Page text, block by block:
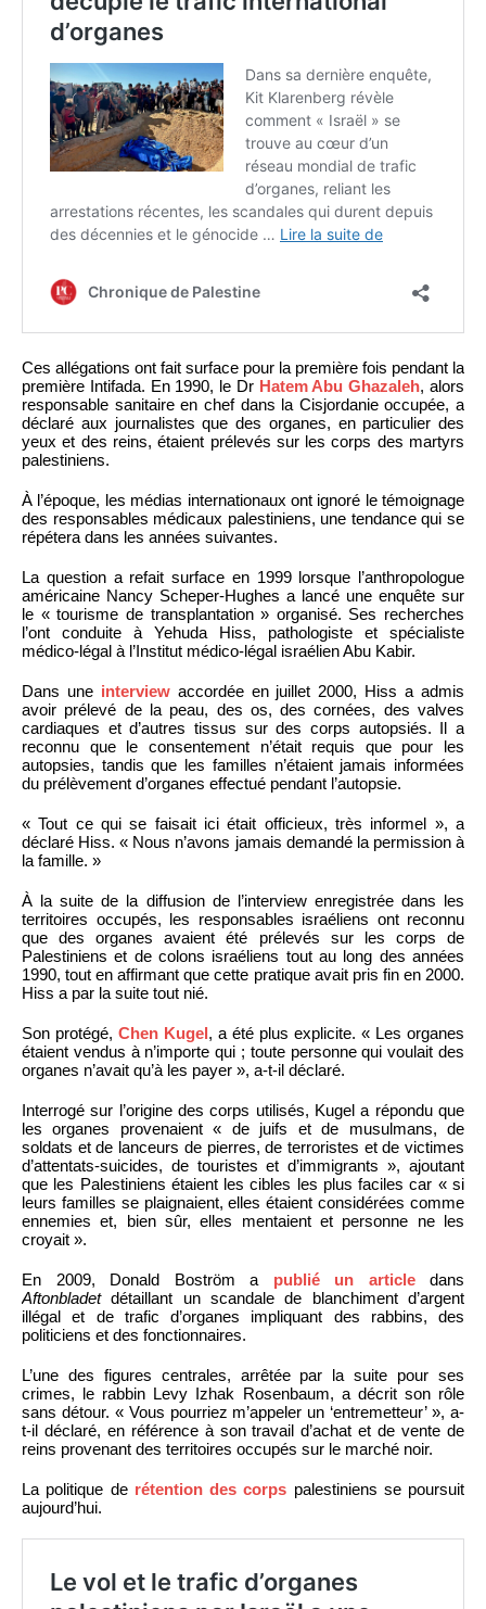
Ces allégations ont fait surface pour la première fois pendant la
première Intifada. En 1990, le Dr Hatem Abu Ghazaleh, alors
responsable sanitaire en chef dans la Cisjordanie occupée, a
déclaré aux journalistes que des organes, en particulier des
yeux et des reins, étaient prélevés sur les corps des martyrs
palestiniens.
À l’époque, les médias internationaux ont ignoré le témoignage
des responsables médicaux palestiniens, une tendance qui se
répétera dans les années suivantes.
La question a refait surface en 1999 lorsque l’anthropologue
américaine Nancy Scheper-Hughes a lancé une enquête sur
le « tourisme de transplantation » organisé. Ses recherches
l’ont conduite à Yehuda Hiss, pathologiste et spécialiste
médico-légal à l’Institut médico-légal israélien Abu Kabir.
Dans une interviewaccordée en juillet 2000, Hiss a admis
avoir prélevé de la peau, des os, des cornées, des valves
cardiaques et d’autres tissus sur des corps autopsiés. Il a
reconnu que le consentement n’était requis que pour les
autopsies, tandis que les familles n’étaient jamais informées
du prélèvement d’organes effectué pendant l’autopsie.
« Tout ce qui se faisait ici était officieux, très informel », a
déclaré Hiss. « Nous n’avons jamais demandé la permission à
la famille. »
À la suite de la diffusion de l’interview enregistrée dans les
territoires occupés, les responsables israéliens ont reconnu
que des organes avaient été prélevés sur les corps de
Palestiniens et de colons israéliens tout au long des années
1990, tout en affirmant que cette pratique avait pris fin en 2000.
Hiss a par la suite tout nié.
Son protégé, Chen Kugel, a été plus explicite. « Les organes
étaient vendus à n’importe qui ; toute personne qui voulait des
organes n’avait qu’à les payer », a-t-il déclaré.
Interrogé sur l’origine des corps utilisés, Kugel a répondu que
les organes provenaient « de juifs et de musulmans, de
soldats et de lanceurs de pierres, de terroristes et de victimes
d’attentats-suicides, de touristes et d’immigrants », ajoutant
que les Palestiniens étaient les cibles les plus faciles car « si
leurs familles se plaignaient, elles étaient considérées comme
ennemies et, bien sûr, elles mentaient et personne ne les
croyait ».
En 2009, Donald Boström a publié un articledans
Aftonbladetdétaillant un scandale de blanchiment d’argent
illégal et de trafic d’organes impliquant des rabbins, des
politiciens et des fonctionnaires.
L’une des figures centrales, arrêtée par la suite pour ses
crimes, le rabbin Levy Izhak Rosenbaum, a décrit son rôle
sans détour. « Vous pourriez m’appeler un ‘entremetteur’ », a-
t-il déclaré, en référence à son travail d’achat et de vente de
reins provenant des territoires occupés sur le marché noir.
La politique de rétention des corps palestiniens se poursuit
aujourd’hui.